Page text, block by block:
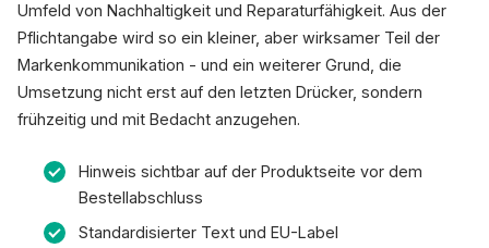
Umfeld von Nachhaltigkeit und Reparaturfähigkeit. Aus der
Pflichtangabe wird so ein kleiner, aber wirksamer Teil der
Markenkommunikation - und ein weiterer Grund, die
Umsetzung nicht erst auf den letzten Drücker, sondern
frühzeitig und mit Bedacht anzugehen.
Hinweis sichtbar auf der Produktseite vor dem
Bestellabschluss
Standardisierter Text und EU-Label